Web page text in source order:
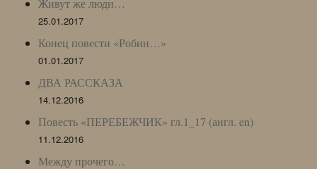
Живут же люди…
25.01.2017
Конец повести «Робин…»
01.01.2017
ДВА РАССКАЗА
14.12.2016
Повесть «ПЕРЕБЕЖЧИК» гл.1_17 (англ. en)
11.12.2016
Между прочего…